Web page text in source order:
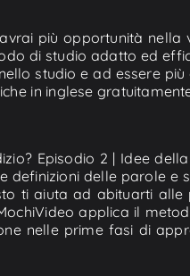
più opportunità nella
di studio adatto ed
studio e ad essere
in inglese
Episodio 2 | Idee
definizioni delle parole e
ti aiuta ad abituarti alle
applica il
nelle prime fasi di